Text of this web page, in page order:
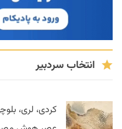
انتخاب سردبیر
کردی، لری،